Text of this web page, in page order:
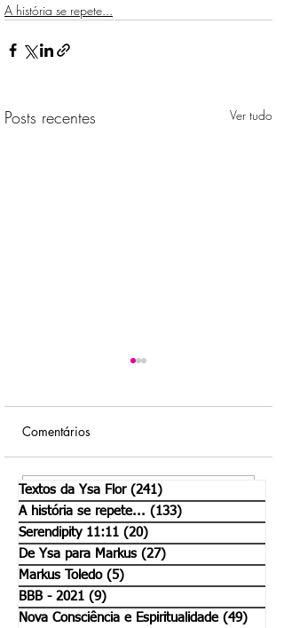
A história se repete...
Posts recentes Ver tudo
O mistério em nós.
Comentários
Escreva um comentário
Textos da Ysa Flor (241)
A história se repete... (133)
Serendipity 11:11 (20)
De Ysa para Markus (27)
Markus Toledo (5)
BBB - 2021 (9)
Nova Consciência e Espiritualidade (49)